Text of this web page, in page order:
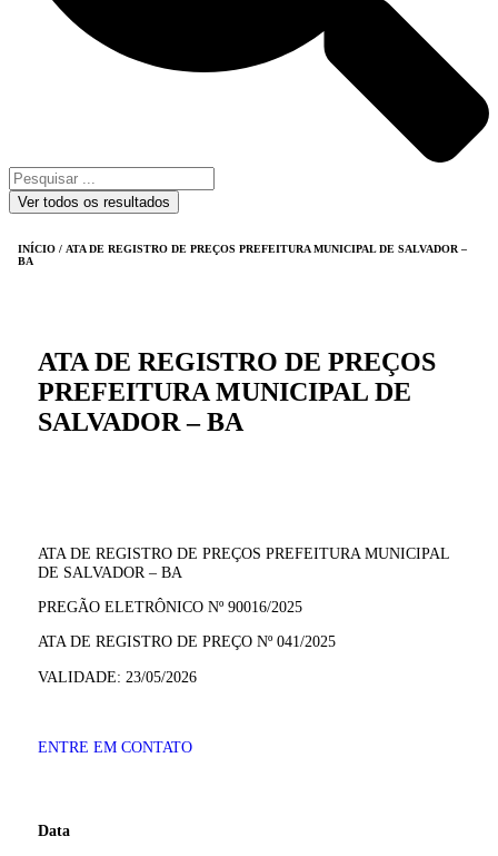
Ver todos os resultados
INÍCIO / ATA DE REGISTRO DE PREÇOS PREFEITURA MUNICIPAL DE SALVADOR –
BA
ATA DE REGISTRO DE PREÇOS
PREFEITURA MUNICIPAL DE
SALVADOR – BA
ATA DE REGISTRO DE PREÇOS PREFEITURA MUNICIPAL
DE SALVADOR – BA
PREGÃO ELETRÔNICO Nº 90016/2025
ATA DE REGISTRO DE PREÇO Nº 041/2025
VALIDADE: 23/05/2026
ENTRE EM CONTATO
Data